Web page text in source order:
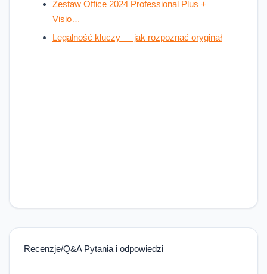
Zestaw Office 2024 Professional Plus +
Visio…
Legalność kluczy — jak rozpoznać oryginał
Recenzje/Q&A Pytania i odpowiedzi